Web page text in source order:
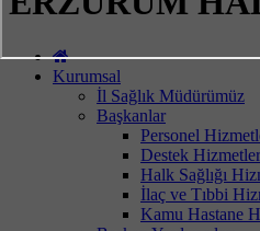
Kurumsal
İl Sağlık Müdürümüz
Başkanlar
Personel
Destek
Halk Sağlığı
İlaç ve Tıbbi
Kamu Hastane